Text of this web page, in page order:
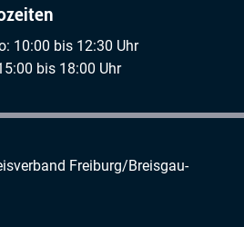
10:00 bis 12:30 Uhr
bis 18:00 Uhr
Freiburg/Breisgau-